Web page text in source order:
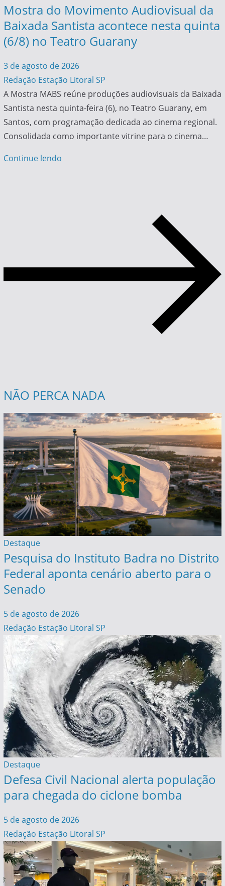
Mostra do Movimento Audiovisual da
Baixada Santista acontece nesta quinta
(6/8) no Teatro Guarany
3 de agosto de 2026
Redação Estação Litoral SP
A Mostra MABS reúne produções audiovisuais da Baixada
Santista nesta quinta-feira (6), no Teatro Guarany, em
Santos, com programação dedicada ao cinema regional.
Consolidada como importante vitrine para o cinema…
Continue lendo
NÃO PERCA NADA
Destaque
Pesquisa do Instituto Badra no Distrito
Federal aponta cenário aberto para o
Senado
5 de agosto de 2026
Redação Estação Litoral SP
Destaque
Defesa Civil Nacional alerta população
para chegada do ciclone bomba
5 de agosto de 2026
Redação Estação Litoral SP